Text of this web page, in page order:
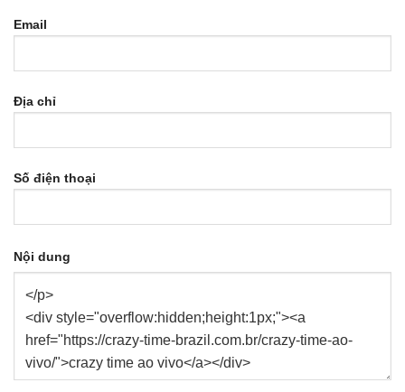
Email
Địa chỉ
Số điện thoại
Nội dung